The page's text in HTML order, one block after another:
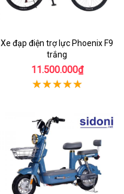
Xe đạp điện trợ lực Phoenix F9
trắng
11.500.000₫